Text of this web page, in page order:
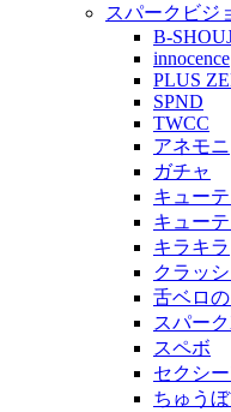
スパークビジ
B-
innocence
PLUS
SPND
TWCC
アネモニ
ガチャ
キュー
キュー
キラキラ
クラッ
舌ベロ
スパー
スペボ
セクシ
ちゅうぼ